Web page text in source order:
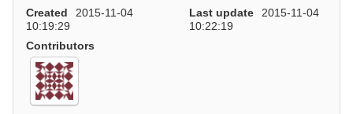
Created
2015-11-04
10:19:29
Last update
2015-11-04
10:22:19
Contributors